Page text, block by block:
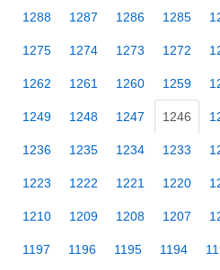
1288 1287 1286 1285
1275 1274 1273 1272
1262 1261 1260 1259
1249 1248 1247 1246
1236 1235 1234 1233
1223 1222 1221 1220
1210 1209 1208 1207
1197 1196 1195 1194